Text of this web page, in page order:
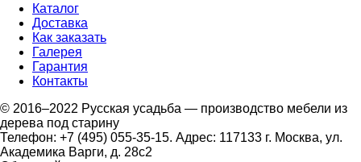
Каталог
Доставка
Как заказать
Галерея
Гарантия
Контакты
© 2016–2022 Русская усадьба — производство мебели из
дерева под старину
Телефон: +7 (495) 055-35-15. Адрес: 117133 г. Москва, ул.
Академика Варги, д. 28с2